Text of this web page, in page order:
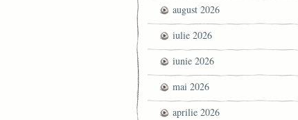
august 2026
iulie 2026
iunie 2026
mai 2026
aprilie 2026